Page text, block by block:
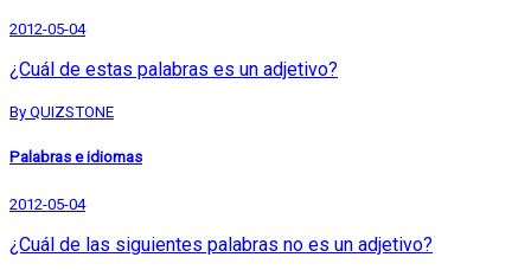
2012-05-04
¿Cuál de estas palabras es un adjetivo?
By QUIZSTONE
Palabras e idiomas
2012-05-04
¿Cuál de las siguientes palabras no es un adjetivo?